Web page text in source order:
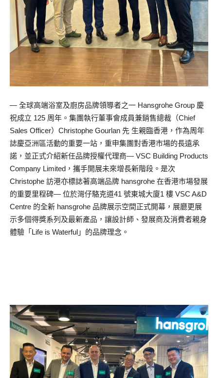
— 全球高端浴室及廚房品牌領導者之一 Hansgrohe Group 慶
祝成立 125 周年。集團執行董事會成員兼銷售總裁（Chief
Sales Officer）Christophe Gourlan 先 生親臨香港，作為周年
誌慶亞洲區活動的重要一站，重申集團對香港市場的長遠承
諾，並正式介紹新任品牌授權代理商— VSC Building Products
Company Limited，攜手開展未來增長新階段。是次
Christophe 訪港亦標誌著高端品牌 hansgrohe 在香港市場發展
的重要里程碑— 位於灣仔駱克道41 號東城大廈1 樓 VSC A&D
Centre 的全新 hansgrohe 品牌展示空間正式開幕，展廳更展
示多個得獎系列及最新產品，讓設計師、發展商及消費者親身
體驗「Life is Waterful」的品牌理念。